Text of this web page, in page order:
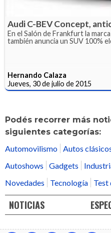
Audi C-BEV Concept,
En el Salón de Frankfurt la
también anuncia un SUV 100%
Hernando Calaza
Jueves, 30 de julio de 2015
Podés recorrer más
siguientes categorías:
Automovilismo Autos
Autoshows
Gadgets
Novedades
Tecnología Test
NOTICIAS